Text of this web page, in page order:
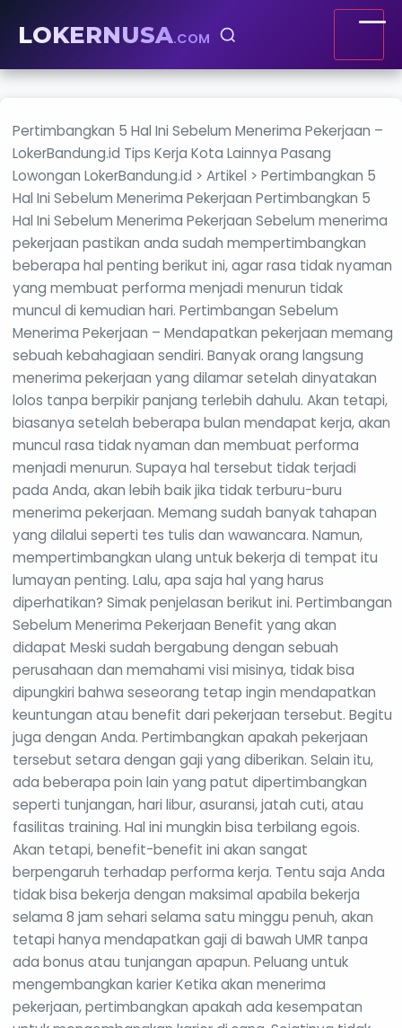
LOKERNUSA.COM
Pertimbangkan 5 Hal Ini Sebelum Menerima Pekerjaan –
LokerBandung.id Tips Kerja Kota Lainnya Pasang
Lowongan LokerBandung.id > Artikel > Pertimbangkan 5
Hal Ini Sebelum Menerima Pekerjaan Pertimbangkan 5
Hal Ini Sebelum Menerima Pekerjaan Sebelum menerima
pekerjaan pastikan anda sudah mempertimbangkan
beberapa hal penting berikut ini, agar rasa tidak nyaman
yang membuat performa menjadi menurun tidak
muncul di kemudian hari. Pertimbangan Sebelum
Menerima Pekerjaan – Mendapatkan pekerjaan memang
sebuah kebahagiaan sendiri. Banyak orang langsung
menerima pekerjaan yang dilamar setelah dinyatakan
lolos tanpa berpikir panjang terlebih dahulu. Akan tetapi,
biasanya setelah beberapa bulan mendapat kerja, akan
muncul rasa tidak nyaman dan membuat performa
menjadi menurun. Supaya hal tersebut tidak terjadi
pada Anda, akan lebih baik jika tidak terburu-buru
menerima pekerjaan. Memang sudah banyak tahapan
yang dilalui seperti tes tulis dan wawancara. Namun,
mempertimbangkan ulang untuk bekerja di tempat itu
lumayan penting. Lalu, apa saja hal yang harus
diperhatikan? Simak penjelasan berikut ini. Pertimbangan
Sebelum Menerima Pekerjaan Benefit yang akan
didapat Meski sudah bergabung dengan sebuah
perusahaan dan memahami visi misinya, tidak bisa
dipungkiri bahwa seseorang tetap ingin mendapatkan
keuntungan atau benefit dari pekerjaan tersebut. Begitu
juga dengan Anda. Pertimbangkan apakah pekerjaan
tersebut setara dengan gaji yang diberikan. Selain itu,
ada beberapa poin lain yang patut dipertimbangkan
seperti tunjangan, hari libur, asuransi, jatah cuti, atau
fasilitas training. Hal ini mungkin bisa terbilang egois.
Akan tetapi, benefit-benefit ini akan sangat
berpengaruh terhadap performa kerja. Tentu saja Anda
tidak bisa bekerja dengan maksimal apabila bekerja
selama 8 jam sehari selama satu minggu penuh, akan
tetapi hanya mendapatkan gaji di bawah UMR tanpa
ada bonus atau tunjangan apapun. Peluang untuk
mengembangkan karier Ketika akan menerima
pekerjaan, pertimbangkan apakah ada kesempatan